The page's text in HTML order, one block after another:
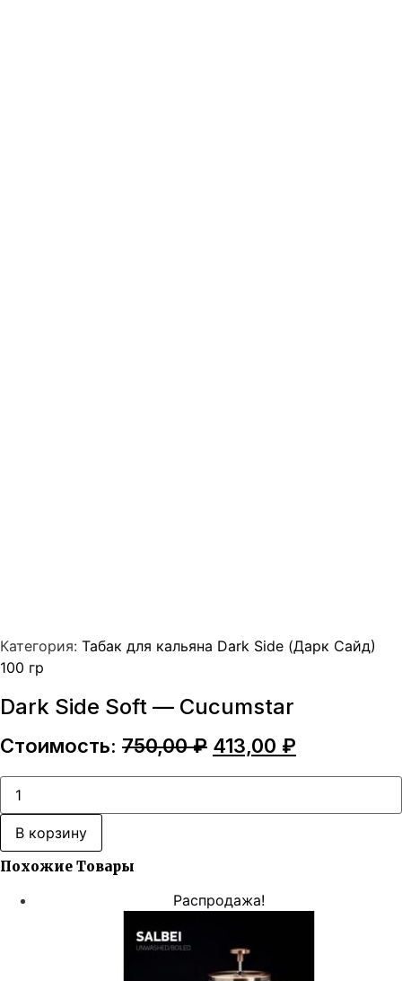
Категория: Табак для кальяна Dark Side (Дарк Сайд)
100 гр
Dark Side Soft — Cucumstar
Стоимость: 750,00₽ Первоначальная
составляла
413,00 ₽
413,00 ₽.
Количество
товара
Dark
Side
Soft
-
Cucumstar
В корзину
Похожие Товары
Распродажа!